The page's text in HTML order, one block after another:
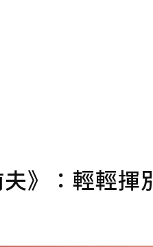
》：輕輕